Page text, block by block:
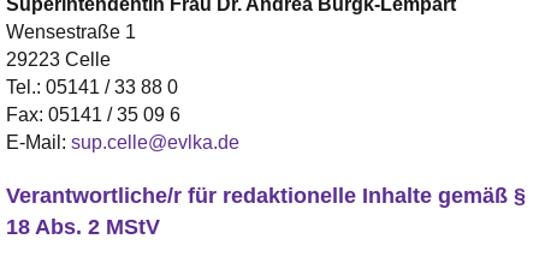
Superintendentin Frau Dr. Andrea Burgk-Lempart
Wensestraße 1
29223 Celle
Tel.: 05141 / 33 88 0
Fax: 05141 / 35 09 6
E-Mail: sup.celle@evlka.de
Verantwortliche/r für redaktionelle Inhalte gemäß §
18 Abs. 2 MStV